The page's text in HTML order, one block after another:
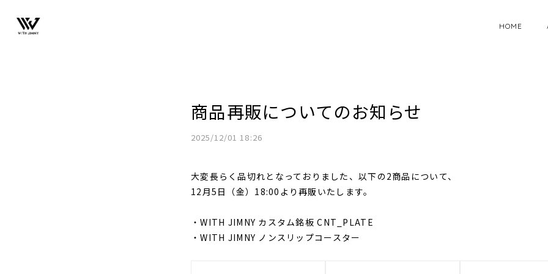
HOME
商品再販についてのお知らせ
2025/12/01 18:26
大変長らく品切れとなっておりました、以下の2商品について、
12月5日（金）18:00より再販いたします。
・WITH JIMNY カスタム銘板 CNT_PLATE
・WITH JIMNY ノンスリップコースター